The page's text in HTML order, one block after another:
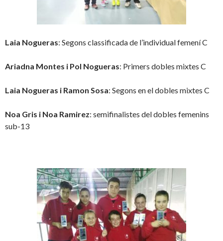
Laia Nogueras: Segons classificada de l’individual femení C
Ariadna Montes i Pol Nogueras: Primers dobles mixtes C
Laia Nogueras i Ramon Sosa: Segons en el dobles mixtes C
Noa Gris i Noa Ramirez: semifinalistes del dobles femenins
sub-13